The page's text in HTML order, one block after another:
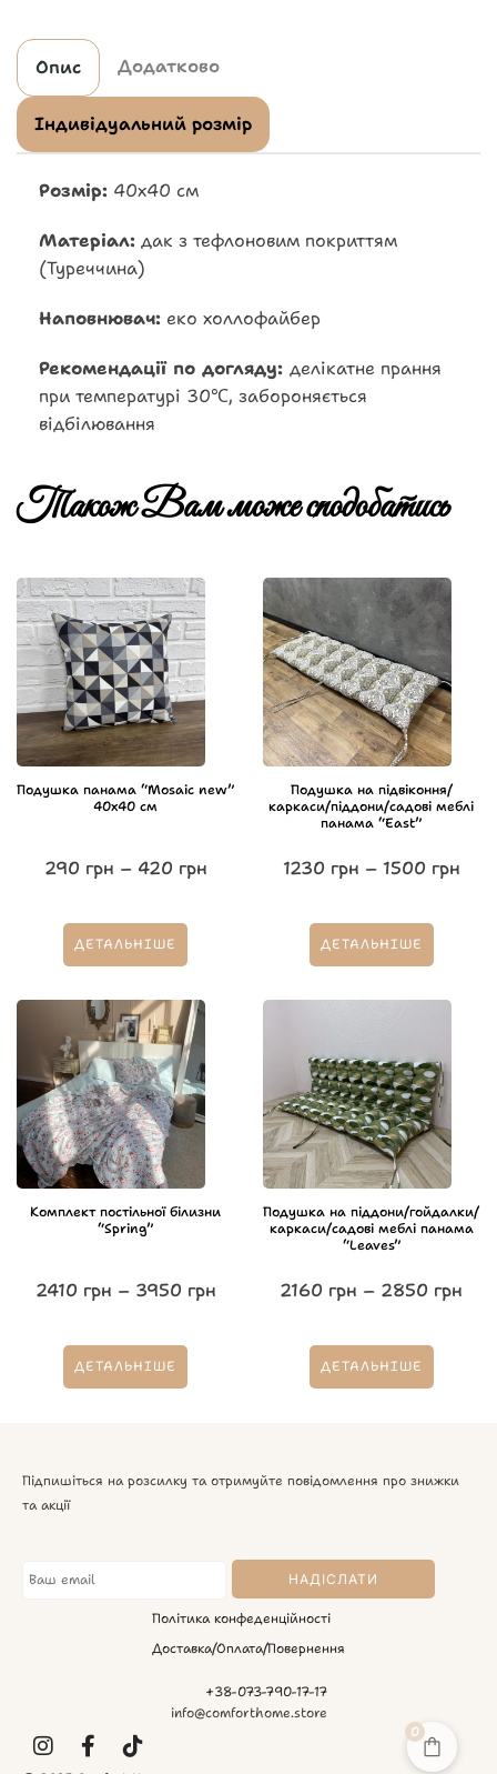
Опис Додатково
Індивідуальний розмір
Розмір: 40х40 см
Матеріал: дак з тефлоновим покриттям
(Туреччина)
Наповнювач: еко холлофайбер
Рекомендації по догляду: делікатне прання
при температурі 30℃, забороняється
відбілювання
Також Вам може сподобатись
Подушка панама “Mosaic new”
40х40 см
290 грн – 420 грн
ДЕТАЛЬНІШЕ
Подушка на підвіконня/
каркаси/піддони/садові меблі
панама “East”
1230 грн – 1500 грн
ДЕТАЛЬНІШЕ
Комплект постільної білизни
“Spring”
2410 грн – 3950 грн
ДЕТАЛЬНІШЕ
Подушка на піддони/гойдалки/
каркаси/садові меблі панама
“Leaves”
2160 грн – 2850 грн
ДЕТАЛЬНІШЕ
Підпишіться на розсилку та отримуйте повідомлення про знижки
та акції
Політика конфеденційності
Доставка/Оплата/Повернення
+38-073-790-17-17
info@comforthome.store
0